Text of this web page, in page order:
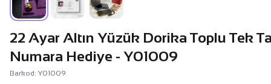
22 Ayar Altın Yüzük Dorika Toplu Tek
Numara Hediye - Y01009
Barkod: Y01009